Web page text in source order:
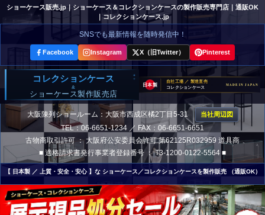
ショーケース販売.jp｜ショーケース＆コレクションケースの製作販売専門店｜通販OK
｜コレクションケース.jp
SNSでも最新情報を随時発信中！
Facebook Instagram X（旧Twitter） Pinterest
大阪陳列ショールーム：大阪市西成区橘2丁目5-31 当社周辺図
TEL：06-6651-1234 ／ FAX：06-6651-6651
古物商取引許可 ： 大阪府公安委員会許可 第62125R032959 道具商
■ 適格請求書発行事業者登録番号 ： T3-1200-0122-5564 ■
【 日本製 ／ 上質・安全・安心 】な ショーケース／コレクションケースを製作販売 （通販OK）